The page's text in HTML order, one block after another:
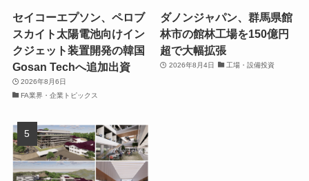
セイコーエプソン、ペロブ
スカイト太陽電池向けイン
クジェット装置開発の韓国
Gosan Techへ追加出資
2026年8月6日
FA業界・企業トピックス
ダノンジャパン、群馬県館
林市の館林工場を150億円
超で大幅拡張
2026年8月4日 工場・設備投資